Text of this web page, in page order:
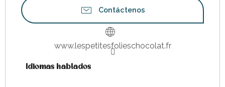
Contáctenos
www.lespetitesfolieschocolat.fr
Idiomas hablados
Idiomas hablados